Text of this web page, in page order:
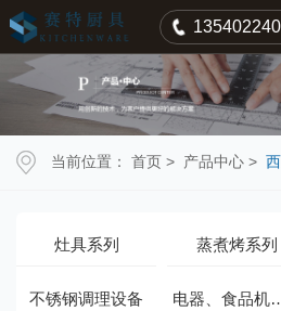
当前位置： 首页 > 产品中心 >
灶具系列 蒸煮烤系列
不锈钢调理设备 电器、食